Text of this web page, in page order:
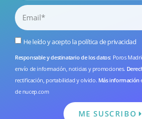
He leído y acepto lapolítica de privacidad
Responsable y destinatario de los datos: Poros
envío de información, noticias y promociones.
rectificación, portabilidad y olvido. Más información
de nucep.com
ME SUSCRIBO